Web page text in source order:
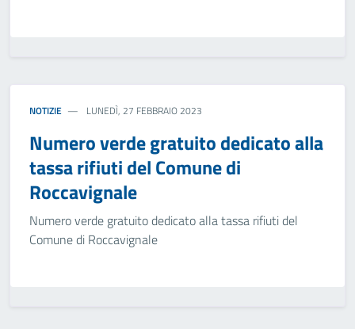
NOTIZIE LUNEDÌ, 27 FEBBRAIO 2023
Numero verde gratuito dedicato alla
tassa rifiuti del Comune di
Roccavignale
Numero verde gratuito dedicato alla tassa rifiuti del
Comune di Roccavignale